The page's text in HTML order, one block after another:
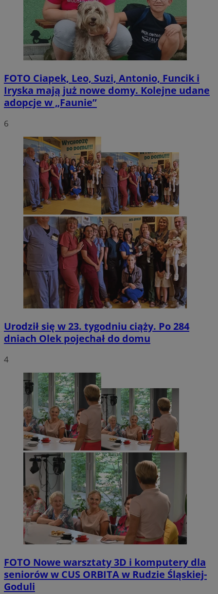
FOTO Ciapek, Leo, Suzi, Antonio, Funcik i
Iryska mają już nowe domy. Kolejne udane
adopcje w „Faunie”
6
Urodził się w 23. tygodniu ciąży. Po 284
dniach Olek pojechał do domu
4
FOTO Nowe warsztaty 3D i komputery dla
seniorów w CUS ORBITA w Rudzie Śląskiej-
Goduli